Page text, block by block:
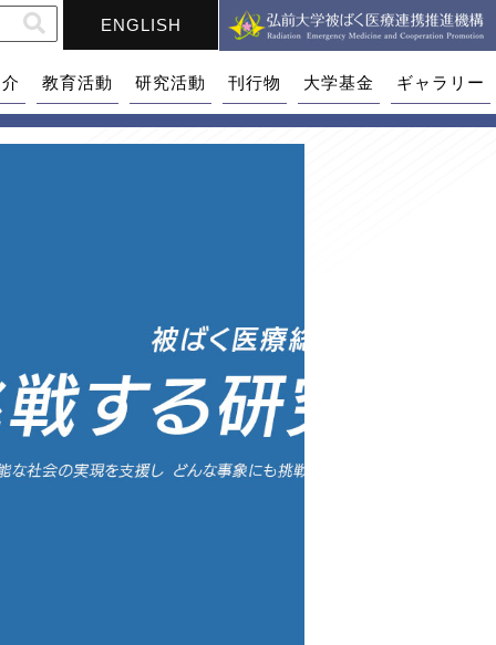
ENGLISH
教育活動 研究活動 刊行物 大学基金 ギャラリー